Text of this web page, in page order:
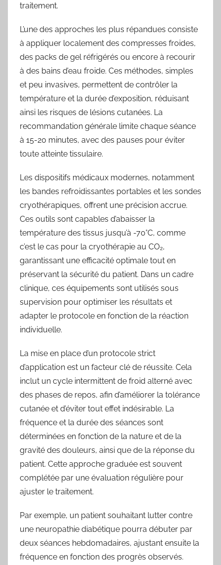
traitement.
L’une des approches les plus répandues consiste
à appliquer localement des compresses froides,
des packs de gel réfrigérés ou encore à recourir
à des bains d’eau froide. Ces méthodes, simples
et peu invasives, permettent de contrôler la
température et la durée d’exposition, réduisant
ainsi les risques de lésions cutanées. La
recommandation générale limite chaque séance
à 15-20 minutes, avec des pauses pour éviter
toute atteinte tissulaire.
Les dispositifs médicaux modernes, notamment
les bandes refroidissantes portables et les sondes
cryothérapiques, offrent une précision accrue.
Ces outils sont capables d’abaisser la
température des tissus jusqu’à -70°C, comme
c’est le cas pour la cryothérapie au CO₂,
garantissant une efficacité optimale tout en
préservant la sécurité du patient. Dans un cadre
clinique, ces équipements sont utilisés sous
supervision pour optimiser les résultats et
adapter le protocole en fonction de la réaction
individuelle.
La mise en place d’un protocole strict
d’application est un facteur clé de réussite. Cela
inclut un cycle intermittent de froid alterné avec
des phases de repos, afin d’améliorer la tolérance
cutanée et d’éviter tout effet indésirable. La
fréquence et la durée des séances sont
déterminées en fonction de la nature et de la
gravité des douleurs, ainsi que de la réponse du
patient. Cette approche graduée est souvent
complétée par une évaluation régulière pour
ajuster le traitement.
Par exemple, un patient souhaitant lutter contre
une neuropathie diabétique pourra débuter par
deux séances hebdomadaires, ajustant ensuite la
fréquence en fonction des progrès observés.